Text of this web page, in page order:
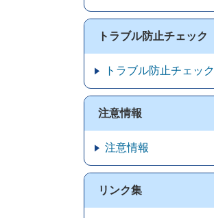
トラブル防止チェック
トラブル防止チェック
注意情報
注意情報
リンク集